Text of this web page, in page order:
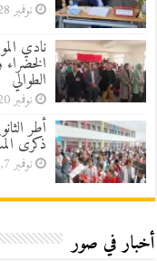
نوفمبر 28, 2025
نادي
الطوالي
نوفمبر 20, 2025
أطر
ذكرى
نوفمبر 7, 2025
أخبار في صور